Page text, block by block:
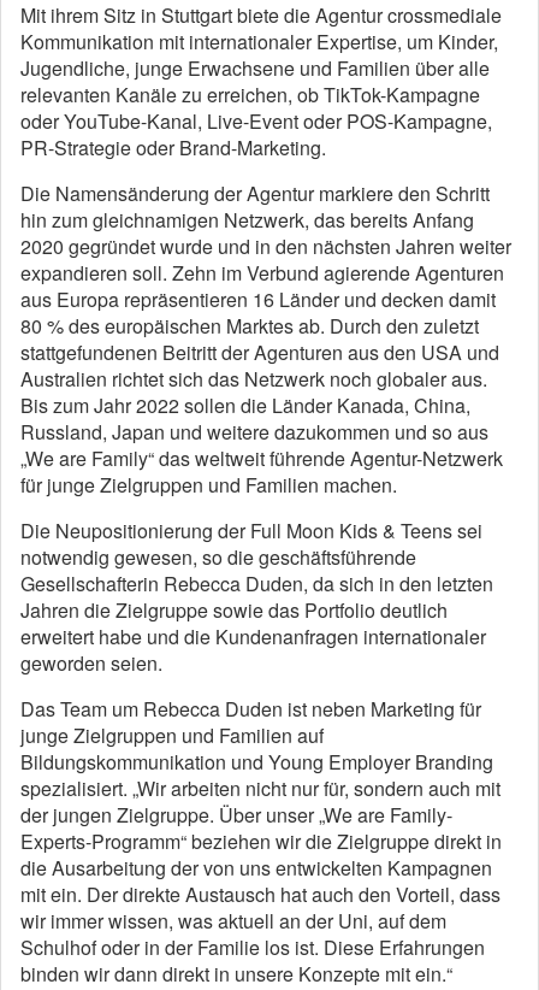
Mit ihrem Sitz in Stuttgart biete die Agentur crossmediale
Kommunikation mit internationaler Expertise, um Kinder,
Jugendliche, junge Erwachsene und Familien über alle
relevanten Kanäle zu erreichen, ob TikTok-Kampagne
oder YouTube-Kanal, Live-Event oder POS-Kampagne,
PR-Strategie oder Brand-Marketing.
Die Namensänderung der Agentur markiere den Schritt
hin zum gleichnamigen Netzwerk, das bereits Anfang
2020 gegründet wurde und in den nächsten Jahren weiter
expandieren soll. Zehn im Verbund agierende Agenturen
aus Europa repräsentieren 16 Länder und decken damit
80 % des europäischen Marktes ab. Durch den zuletzt
stattgefundenen Beitritt der Agenturen aus den USA und
Australien richtet sich das Netzwerk noch globaler aus.
Bis zum Jahr 2022 sollen die Länder Kanada, China,
Russland, Japan und weitere dazukommen und so aus
„We are Family“ das weltweit führende Agentur-Netzwerk
für junge Zielgruppen und Familien machen.
Die Neupositionierung der Full Moon Kids & Teens sei
notwendig gewesen, so die geschäftsführende
Gesellschafterin Rebecca Duden, da sich in den letzten
Jahren die Zielgruppe sowie das Portfolio deutlich
erweitert habe und die Kundenanfragen internationaler
geworden seien.
Das Team um Rebecca Duden ist neben Marketing für
junge Zielgruppen und Familien auf
Bildungskommunikation und Young Employer Branding
spezialisiert. „Wir arbeiten nicht nur für, sondern auch mit
der jungen Zielgruppe. Über unser „We are Family-
Experts-Programm“ beziehen wir die Zielgruppe direkt in
die Ausarbeitung der von uns entwickelten Kampagnen
mit ein. Der direkte Austausch hat auch den Vorteil, dass
wir immer wissen, was aktuell an der Uni, auf dem
Schulhof oder in der Familie los ist. Diese Erfahrungen
binden wir dann direkt in unsere Konzepte mit ein.“